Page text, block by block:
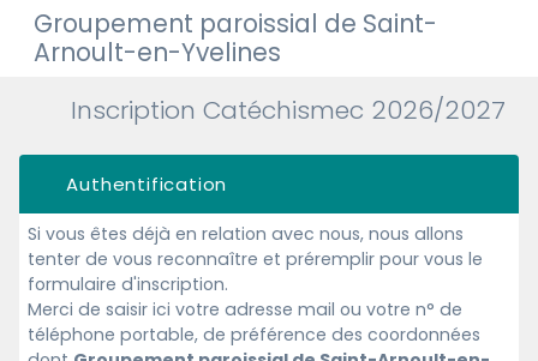
Groupement paroissial de Saint-
Arnoult-en-Yvelines
Inscription Catéchismec 2026/2027
Authentification
Si vous êtes déjà en relation avec nous, nous allons
tenter de vous reconnaître et préremplir pour vous le
formulaire d'inscription.
Merci de saisir ici votre adresse mail ou votre n° de
téléphone portable, de préférence des coordonnées